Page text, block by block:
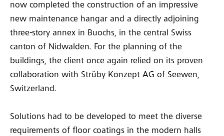
now completed the construction of an impressive
new maintenance hangar and a directly adjoining
three-story annex in Buochs, in the central Swiss
canton of Nidwalden. For the planning of the
buildings, the client once again relied on its proven
collaboration with Strüby Konzept AG of Seewen,
Switzerland.
Solutions had to be developed to meet the diverse
requirements of floor coatings in the modern halls